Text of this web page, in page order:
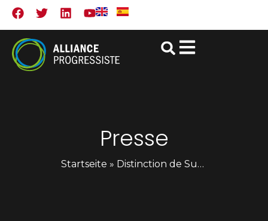
Presse
Startseite » Distinction de Suyen Barahona Présidente du parti Unión Democrática Renovadora – UNAMOS (Nicaragua)